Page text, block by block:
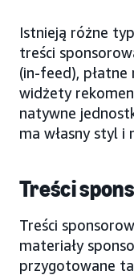
Istnieją różne
treści
(in-feed), płatne
widżety
natywne
ma własny styl i
Treści
Treści
materiały
przygotowane